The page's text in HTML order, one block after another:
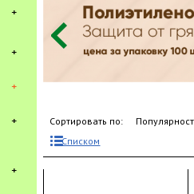
Сортировать по:
Списком